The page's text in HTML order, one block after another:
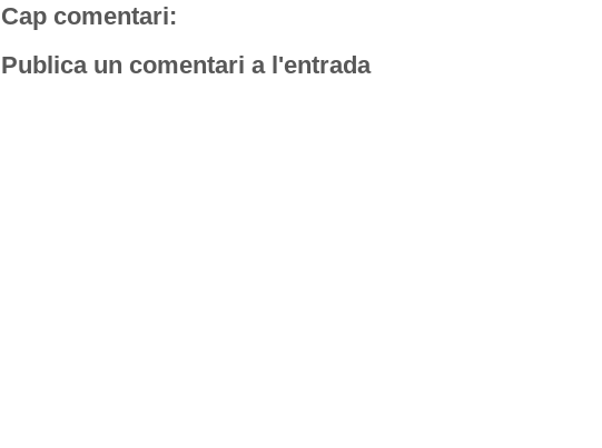
Cap comentari:
Publica un comentari a l'entrada